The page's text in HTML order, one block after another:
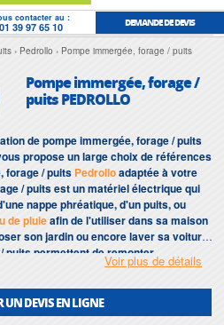
contacter au :
01 39 97 65 10 DEMANDE DE DEVIS
Pedrollo
Pompe immergée, forage / puits
Pompe immergée, forage /
puits PEDROLLO
de pompe immergée, forage / puits
propose un large choix de références
forage / puits Pedrolloadaptée à votre
/ puits est un matériel électrique qui
nappe phréatique, d'un puits, ou
de pluieafin de l'utiliser dans sa maison
son jardin ou encore laver sa voiture.
puits permettent de remonter
ou d'un puits, en allant jusqu'à des
vous proposer des pompes dont le
Voir plus de détails
UN DEVIS EN LIGNE